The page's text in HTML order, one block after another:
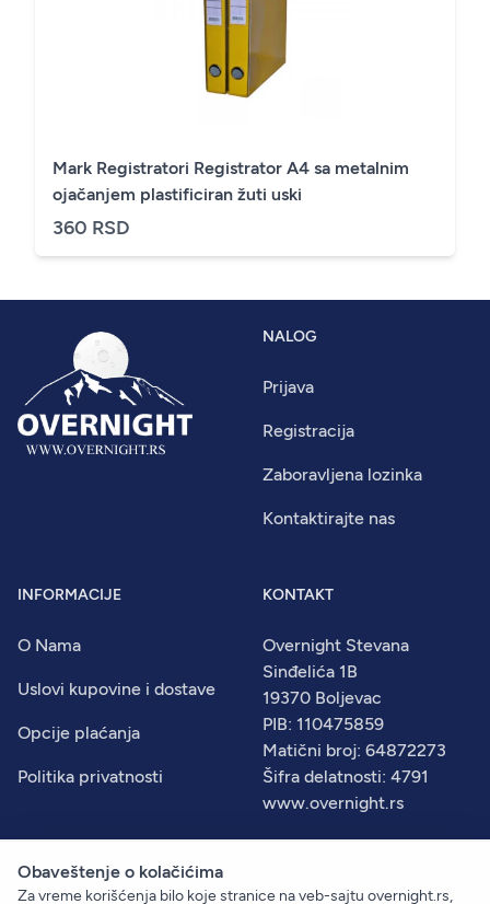
Mark Registratori Registrator A4 sa metalnim
ojačanjem plastificiran žuti uski
360 RSD
NALOG
Prijava
Registracija
Zaboravljena lozinka
Kontaktirajte nas
INFORMACIJE
O Nama
Uslovi kupovine i dostave
Opcije plaćanja
Politika privatnosti
KONTAKT
Overnight Stevana
Sinđelića 1B
19370 Boljevac
PIB: 110475859
Matični broj: 64872273
Šifra delatnosti: 4791
www.overnight.rs
© 2026Overnight. Sva prava zadržana.
Obaveštenje o kolačićima
Za vreme korišćenja bilo koje stranice na veb-sajtu overnight.rs,